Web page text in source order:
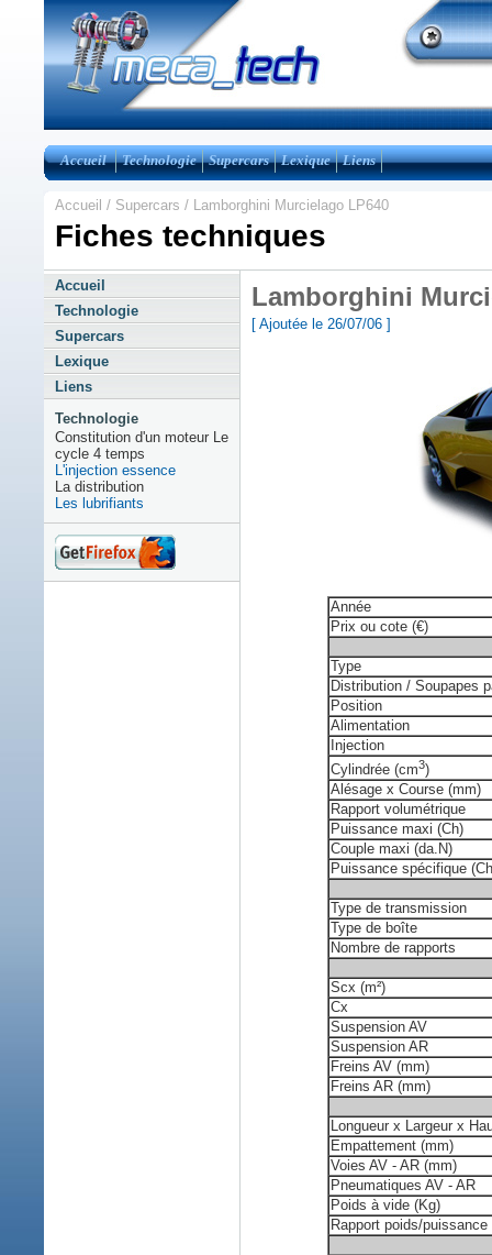
Accueil Technologie Supercars Lexique Liens
Accueil / Supercars / Lamborghini Murcielago LP640
Fiches techniques
Lamborghini
[ Ajoutée le 26/07/06 ]
Année
Prix ou cote (€)
Type
Distribution / Soupapes
Position
Alimentation
Injection
Cylindrée (cm3)
Alésage x Course (mm)
Rapport volumétrique
Puissance maxi (Ch)
Couple maxi (da.N)
Puissance spécifique
Type de transmission
Type de boîte
Nombre de rapports
Scx (m²)
Cx
Suspension AV
Suspension AR
Freins AV (mm)
Freins AR (mm)
Longueur x Largeur x
Empattement (mm)
Voies AV - AR (mm)
Pneumatiques AV - AR
Poids à vide (Kg)
Rapport poids/puissance
Accueil
Technologie
Supercars
Lexique
Liens
Technologie
Constitution d'un moteur Le
cycle 4 temps
L'injection essence
La distribution
Les lubrifiants